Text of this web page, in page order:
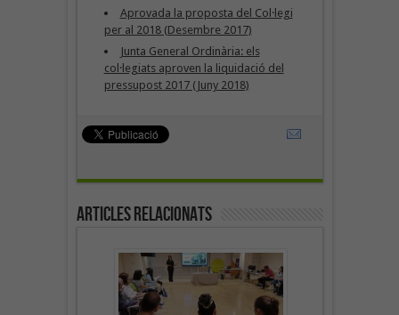
Aprovada la proposta del Col·legi
per al 2018 (Desembre 2017)
Junta General Ordinària: els
col·legiats aproven la liquidació del
pressupost 2017 (Juny 2018)
Articles Relacionats